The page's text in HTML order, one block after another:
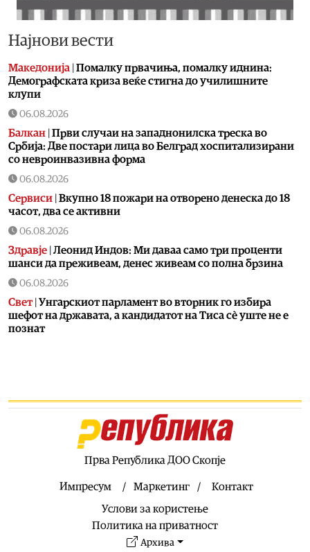
Најнови вести
Македонија | Помалку првачиња, помалку иднина:
Демографската криза веќе стигна до училишните
клупи
06.08.2026
Балкан | Први случаи на западнонилска треска во
Србија: Две постари лица во Белград хоспитализирани
со невроинвазивна форма
06.08.2026
Сервиси | Вкупно 18 пожари на отворено денеска до 18
часот, два се активни
06.08.2026
Здравје | Леонид Индов: Ми даваа само три проценти
шанси да преживеам, денес живеам со полна брзина
06.08.2026
Свет| Унгарскиот парламент во вторник го избира
шефот на државата, а кандидатот на Тиса сè уште не е
познат
06.08.2026
Како да спречите уринарни инфекции за време
на летните одмори?
и носи целосен немир
Лазаров: Имињата не ја даваат целата слика, за
да се направи тим треба да се работи
Прва Република ДОО Скопје
Импресум Маркетинг
Контакт
Услови за користење
Политика на приватност
Архива